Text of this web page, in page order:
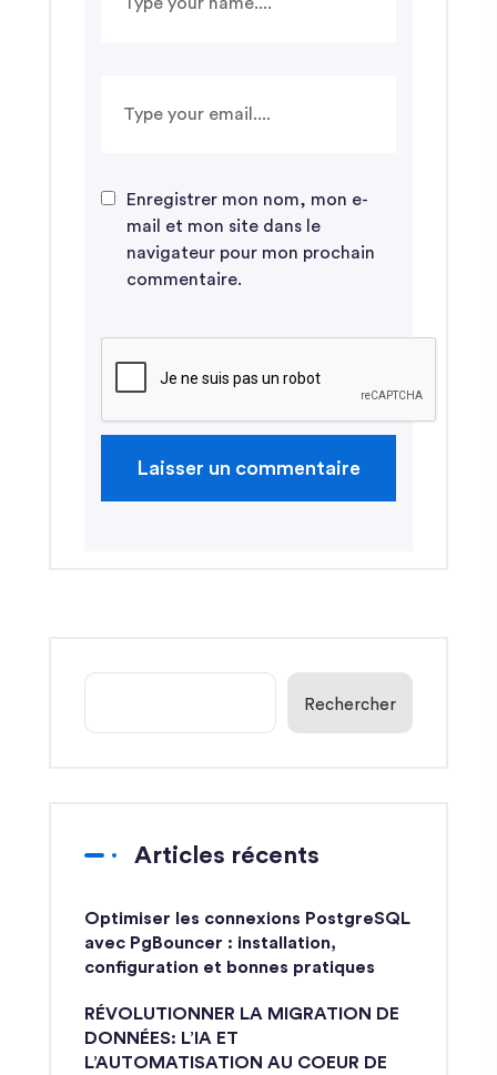
Enregistrer mon nom, mon e-
mail et mon site dans le
navigateur pour mon prochain
commentaire.
Rechercher
Articles récents
Optimiser les connexions PostgreSQL
avec PgBouncer : installation,
configuration et bonnes pratiques
RÉVOLUTIONNER LA MIGRATION DE
DONNÉES: L’IA ET
L’AUTOMATISATION AU COEUR DE